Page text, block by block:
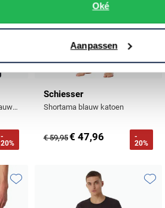
Oké
Aanpassen
katoenen pyjama donkerblauw effen normale fit
-
20%
Schiesser
Shortama blauw katoen
€ 59,95€ 47,96
-
20%
Toevoegen aan favorieten